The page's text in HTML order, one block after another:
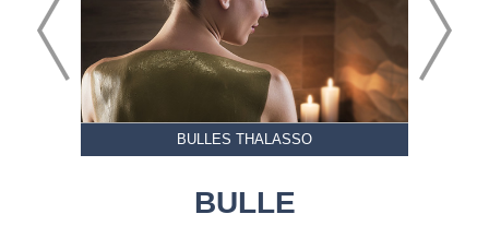
BULLES THALASSO
BULLE